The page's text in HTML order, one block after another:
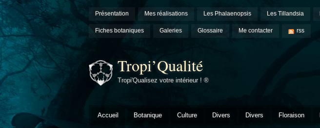
Présentation Mes réalisations Les Phalaenopsis Les Tillandsia
Fiches botaniques Galeries Glossaire Me contacter rss
Tropi’Qualité
Tropi'Qualisez votre intérieur ! ®
Accueil Botanique Culture Divers Divers Floraison